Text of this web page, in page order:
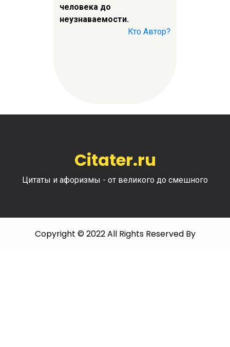
человека до
неузнаваемости.
Кто Автор?
Citater.ru
Цитаты и афоризмы - от великого до смешного
Copyright © 2022 All Rights Reserved By